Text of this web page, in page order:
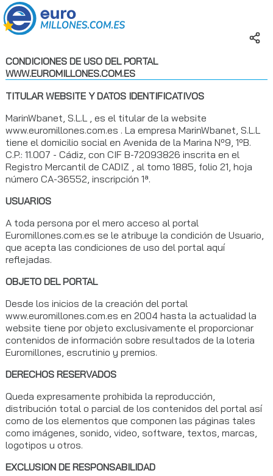
CONDICIONES DE USO DEL PORTAL
WWW.EUROMILLONES.COM.ES
TITULAR WEBSITE Y DATOS IDENTIFICATIVOS
MarinWbanet, S.L.L , es el titular de la website
www.euromillones.com.es . La empresa MarinWbanet, S.L.L
tiene el domicilio social en Avenida de la Marina Nº9, 1ºB.
C.P.: 11.007 - Cádiz, con CIF B-72093826 inscrita en el
Registro Mercantil de CADIZ , al tomo 1885, folio 21, hoja
número CA-36552, inscripción 1ª.
USUARIOS
A toda persona por el mero acceso al portal
Euromillones.com.es se le atribuye la condición de Usuario,
que acepta las condiciones de uso del portal aquí
reflejadas.
OBJETO DEL PORTAL
Desde los inicios de la creación del portal
www.euromillones.com.es en 2004 hasta la actualidad la
website tiene por objeto exclusivamente el proporcionar
contenidos de información sobre resultados de la loteria
Euromillones, escrutinio y premios.
DERECHOS RESERVADOS
Queda expresamente prohibida la reproducción,
distribución total o parcial de los contenidos del portal así
como de los elementos que componen las páginas tales
como imágenes, sonido, video, software, textos, marcas,
logotipos u otros.
EXCLUSION DE RESPONSABILIDAD